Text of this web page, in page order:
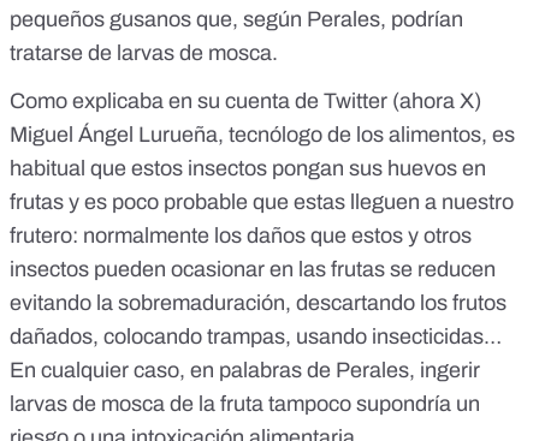
pequeños gusanos que, según Perales, podrían
tratarse de larvas de mosca.
Como explicaba en su cuenta de Twitter (ahora X)
Miguel Ángel Lurueña, tecnólogo de los alimentos, es
habitual que estos insectos pongan sus huevos en
frutas y es poco probable que estas lleguen a nuestro
frutero: normalmente los daños que estos y otros
insectos pueden ocasionar en las frutas se reducen
evitando la sobremaduración, descartando los frutos
dañados, colocando trampas, usando insecticidas…
En cualquier caso, en palabras de Perales, ingerir
larvas de mosca de la fruta tampoco supondría un